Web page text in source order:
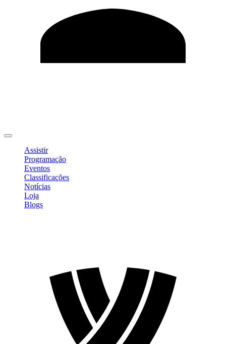
Assistir
Programação
Eventos
Classificações
Notícias
Loja
Blogs